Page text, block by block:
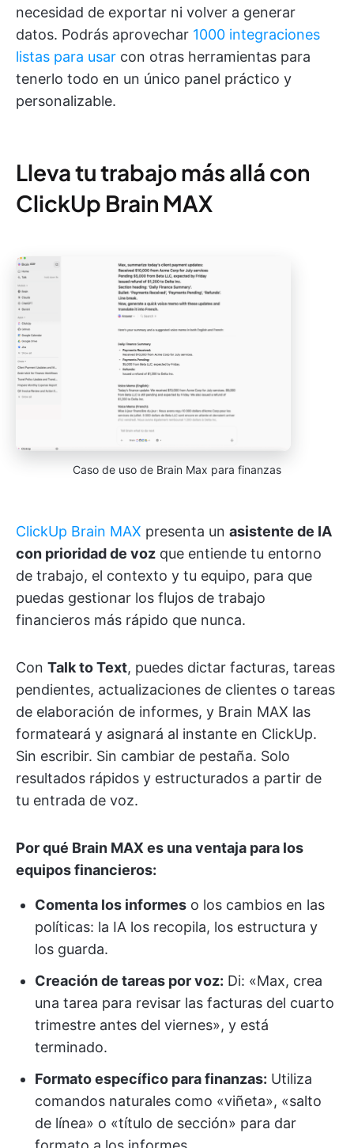
necesidad de exportar ni volver a generar
datos. Podrás aprovechar 1000 integraciones
listas para usar con otras herramientas para
tenerlo todo en un único panel práctico y
personalizable.
Lleva tu trabajo más allá con
ClickUp Brain MAX
Caso de uso de Brain Max para finanzas
ClickUp Brain MAX presenta un asistente de IA
con prioridad de voz que entiende tu entorno
de trabajo, el contexto y tu equipo, para que
puedas gestionar los flujos de trabajo
financieros más rápido que nunca.
Con Talk to Text, puedes dictar facturas, tareas
pendientes, actualizaciones de clientes o tareas
de elaboración de informes, y Brain MAX las
formateará y asignará al instante en ClickUp.
Sin escribir. Sin cambiar de pestaña. Solo
resultados rápidos y estructurados a partir de
tu entrada de voz.
Por qué Brain MAX es una ventaja para los
equipos financieros:
Comenta los informes o los cambios en las
políticas: la IA los recopila, los estructura y
los guarda.
Creación de tareas por voz: Di: «Max, crea
una tarea para revisar las facturas del cuarto
trimestre antes del viernes», y está
terminado.
Formato específico para finanzas: Utiliza
comandos naturales como «viñeta», «salto
de línea» o «título de sección» para dar